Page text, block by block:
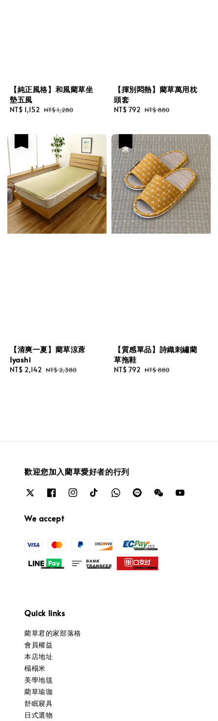
【純正風格】和風藺草坐
墊五風
Sale
NT$ 1,152 Regular
NT$ 1,280
【揮別悶熱】藺草萬用枕
頭套
Sale
NT$ 792 Regular
NT$ 880
【清爽一夏】藺草涼蓆
Iyashi
Sale
NT$ 2,142 Regular
NT$ 2,380
【質感單品】詩織刺繡藺
草拖鞋
Sale
NT$ 792 Regular
NT$ 880
歡迎您加入藺草愛好者的行列
We accept
Quick links
藺草君的家部落格
會員權益
本店地址
榻榻米
美學地毯
藺草瑜珈
舒眠寢具
日式選物